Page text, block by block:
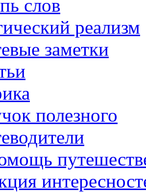
слов
реализм
заметки
полезного